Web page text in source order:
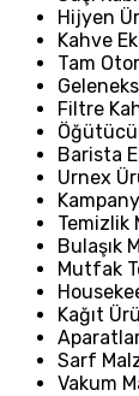
Hijyen
Kahve
Tam
Filtre
Barista
Urnex
Temizlik
Bulaşık
Mutfak
Kağıt
Sarf
Vakum